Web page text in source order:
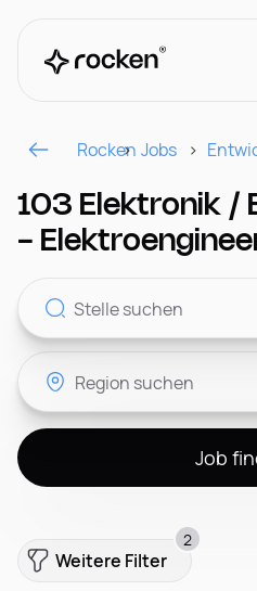
Für Arbeitgeber
Kontakt
CH
Rocken Jobs
103 Elektronik /
-
Job
Weitere Filter
2